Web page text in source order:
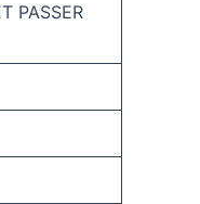
PASSER